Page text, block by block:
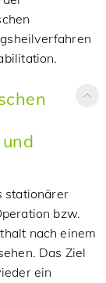
stationärer
bzw.
nach einem
Das Ziel
ein